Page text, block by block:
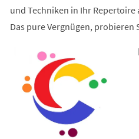
und Techniken in Ihr Repertoire
Das pure Vergnügen, probieren